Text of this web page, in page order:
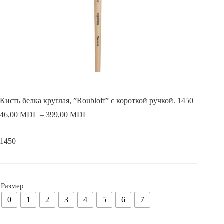
Кисть белка круглая, ”Roubloff” с короткой ручкой. 1450
46,00 MDL – 399,00 MDL
1450
Размер
0 1 2 3 4 5 6 7